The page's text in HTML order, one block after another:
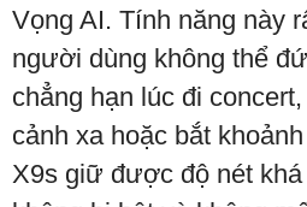
Vọng AI. Tính năng này
người dùng không thể
chẳng hạn lúc đi
cảnh xa hoặc bắt
X9s giữ được độ nét khá